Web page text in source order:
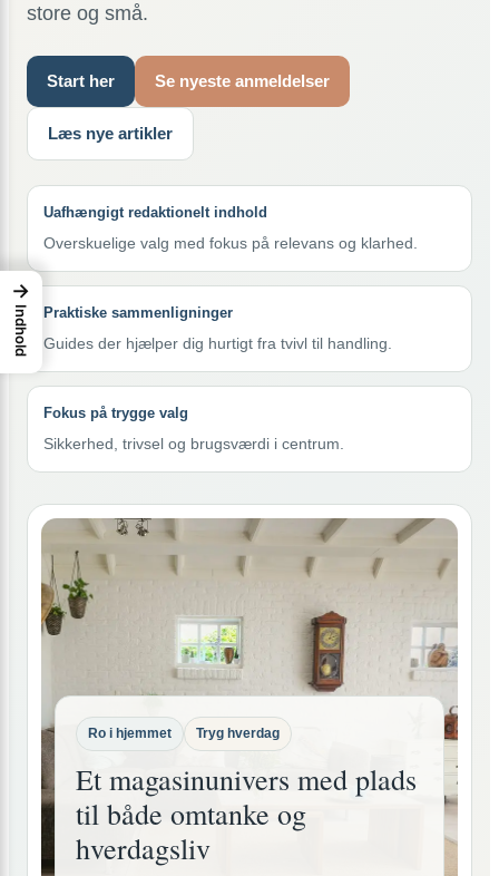
store og små.
Start her Se nyeste anmeldelser
Læs nye artikler
Uafhængigt redaktionelt indhold
Overskuelige valg med fokus på relevans og klarhed.
Praktiske sammenligninger
Guides der hjælper dig hurtigt fra tvivl til handling.
Fokus på trygge valg
Sikkerhed, trivsel og brugsværdi i centrum.
Ro i hjemmet Tryg hverdag
Et magasinunivers med plads
til både omtanke og
hverdagsliv
→
Indhold